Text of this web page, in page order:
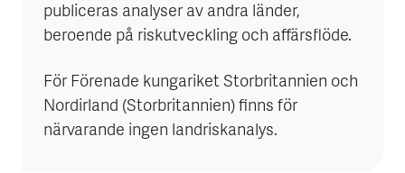
publiceras analyser av andra länder,
beroende på riskutveckling och affärsflöde.
För Förenade kungariket Storbritannien och
Nordirland (Storbritannien) finns för
närvarande ingen landriskanalys.